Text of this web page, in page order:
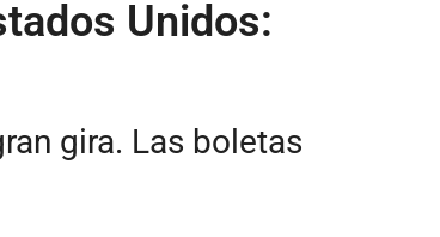
Unidos:
gira. Las boletas